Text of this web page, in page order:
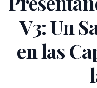
V3: Un
en las